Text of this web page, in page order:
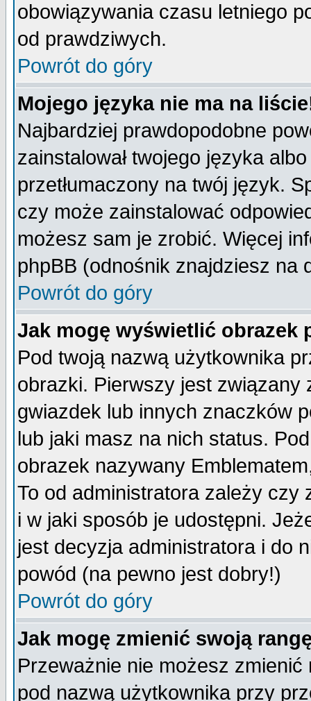
obowiązywania czasu letniego
od prawdziwych.
Powrót do góry
Mojego języka nie ma na
Najbardziej prawdopodobne
zainstalował twojego języka
przetłumaczony na twój język.
czy może zainstalować
możesz sam je zrobić. Więcej
phpBB (odnośnik znajdziesz na
Powrót do góry
Jak mogę wyświetlić obrazek
Pod twoją nazwą użytkownika
obrazki. Pierwszy jest
gwiazdek lub innych znaczków
lub jaki masz na nich status.
obrazek nazywany
To od administratora zależy czy
i w jaki sposób je udostępni.
jest decyzja administratora i do
powód (na pewno jest dobry!)
Powrót do góry
Jak mogę zmienić swoją
Przeważnie nie możesz
pod nazwą użytkownika przy